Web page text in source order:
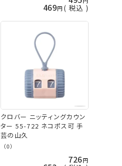
469 税込
クロバー ニッティングカウン
ター 55-722 ネコポス可 手
芸の山久
（0）
726